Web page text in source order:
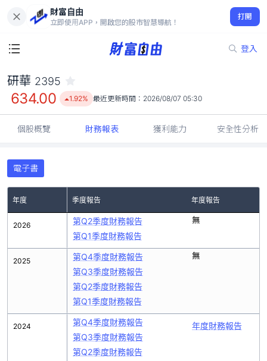
財富自由
立即使用APP，開啟您的股市智慧導航！
打開
登入
634.00
1.92%
研華 2395
634.00 1.92% 最近更新時間： 2026/08/07 05:30
個股概覽 財務報表 獲利能力 安全性分析
電子書
年度 季度報告 年度報告
2026
2025
2024
第Q2季度財務報告
第Q1季度財務報告
無
第Q4季度財務報告
第Q3季度財務報告
第Q2季度財務報告
第Q1季度財務報告
無
第Q4季度財務報告
第Q3季度財務報告
第Q2季度財務報告
年度財務報告